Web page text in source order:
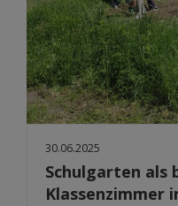
30.06.2025
Schulgarten als
Klassenzimmer